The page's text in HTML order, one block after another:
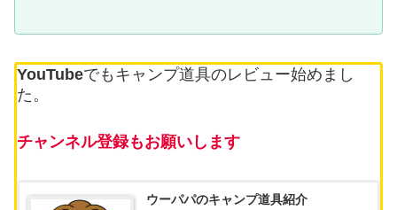
YouTubeでもキャンプ道具のレビュー始めまし
た。
チャンネル登録もお願いします
ウーパパのキャンプ道具紹介